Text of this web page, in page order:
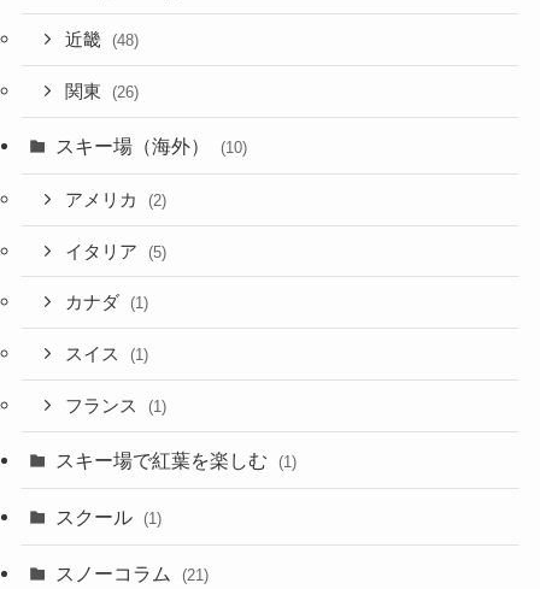
近畿 (48)
関東 (26)
スキー場（海外） (10)
アメリカ (2)
イタリア (5)
カナダ (1)
スイス (1)
フランス (1)
スキー場で紅葉を楽しむ (1)
スクール (1)
スノーコラム (21)